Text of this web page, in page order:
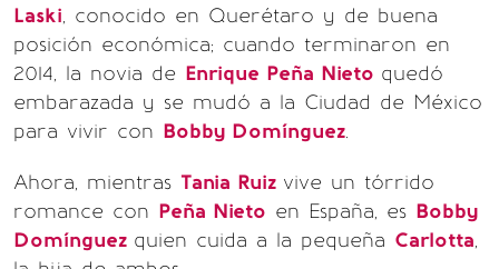
Laski, conocido en Querétaro y de buena
posición económica; cuando terminaron en
2014, la novia de Enrique Peña Nieto quedó
embarazada y se mudó a la Ciudad de México
para vivir con Bobby Domínguez.
Ahora, mientras Tania Ruiz vive un tórrido
romance con Peña Nieto en España, es Bobby
Domínguez quien cuida a la pequeña Carlotta,